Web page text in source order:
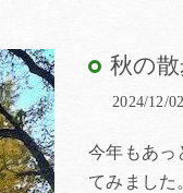
秋の
2024/12/02
今年もあっ
てみました